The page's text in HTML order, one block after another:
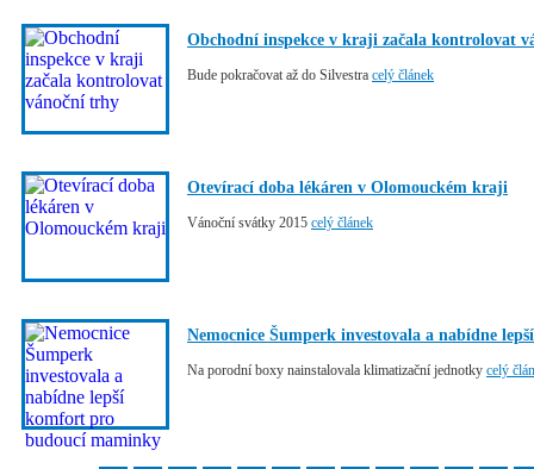
Obchodní inspekce v kraji začala kontrolovat
Bude pokračovat až do Silvestra celý článek
Otevírací doba lékáren v Olomouckém kraji
Vánoční svátky 2015 celý článek
Nemocnice Šumperk investovala a nabídne
Na porodní boxy nainstalovala klimatizační jednotky celý